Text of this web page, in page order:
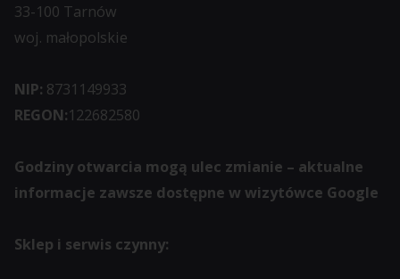
33-100 Tarnów
woj. małopolskie
NIP: 8731149933
REGON:122682580
Godziny otwarcia mogą ulec zmianie – aktualne
informacje zawsze dostępne w wizytówce Google
Sklep i serwis czynny: